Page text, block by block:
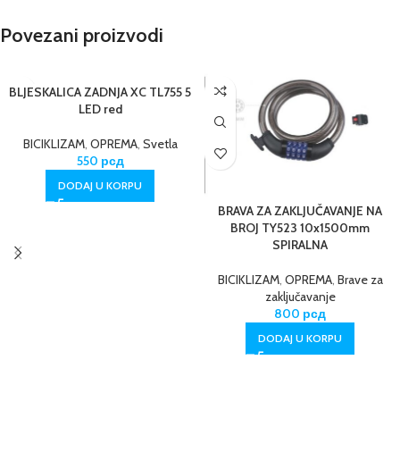
Povezani proizvodi
BLJESKALICA ZADNJA XC TL755 5
LED red
BICIKLIZAM, OPREMA, Svetla
550 рсд
DODAJ U KORPU
BRAVA ZA ZAKLJUČAVANJE NA
BROJ TY523 10x1500mm
SPIRALNA
BICIKLIZAM, OPREMA, Brave za
zaključavanje
800 рсд
DODAJ U KORPU